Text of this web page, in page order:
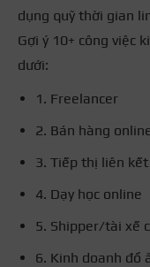
dụng quỹ thời gian
Gợi ý 10+ công việc
dưới:
1. Freelancer
2. Bán hàng
3. Tiếp thị liên kết
4. Dạy học online
5. Shipper/tài xế
6. Kinh doanh đồ